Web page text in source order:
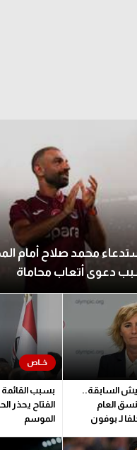
دعوى أتعاب محاماة
السابقة..
العام
لـ بوفون
بسبب القائمة
الفتاح يحذر
الموسم